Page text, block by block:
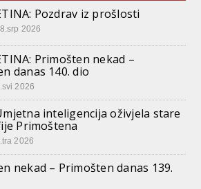
Pozdrav iz prošlosti
2026
Primošten nekad –
danas 140. dio
2026
inteligencija oživjela stare
Primoštena
2026
nekad – Primošten danas 139.